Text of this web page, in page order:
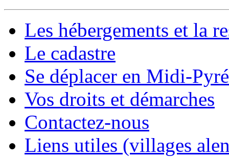
Les hébergements et la
Le cadastre
Se déplacer en Midi-
Vos droits et démarches
Contactez-nous
Liens utiles (villages